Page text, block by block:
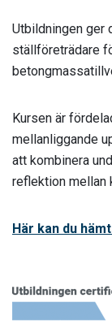
Utbildningen ger
ställföreträdare
Kursen är
mellanliggande
att kombinera
reflektion mellan
Här kan du